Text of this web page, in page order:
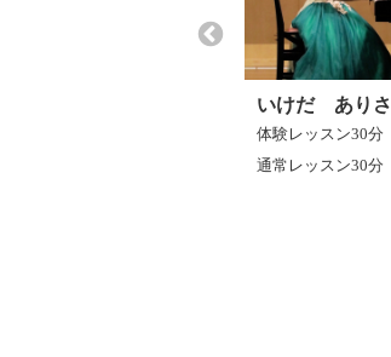
いけだ ありさ
体験レッスン30分
通常レッスン30分